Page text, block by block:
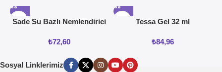
Sade Su Bazlı Nemlendirici
₺72,60
Tessa Gel 32 ml
₺84,96
Sosyal Linklerimiz